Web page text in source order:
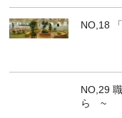
NO,18
NO,29
ら ~